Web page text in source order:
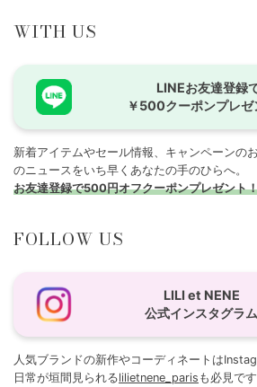
WITH US
LINEお友達登録
￥500クーポンプレゼ
新着アイテムやセール情報、キャンペーンの
のニュースをいち早くあなたの手のひらへ。
お友達登録で500円オフクーポンプレゼント
FOLLOW US
LILI et NENE
公式インスタグラム
人気ブランドの新作やコーディネートは
日常が垣間見られるlilietnene_paris も必見です